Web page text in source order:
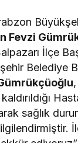
Fevzi
İlçe
Belediye
sağlık